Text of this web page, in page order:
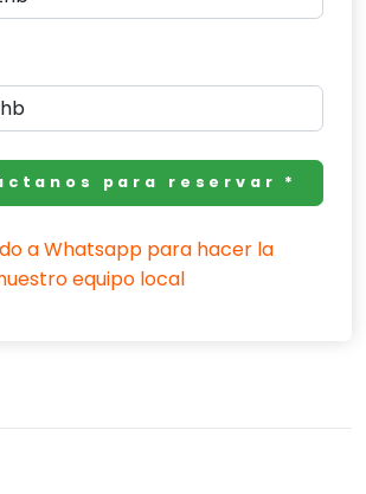
para reservar *
a Whatsapp para hacer la
equipo local